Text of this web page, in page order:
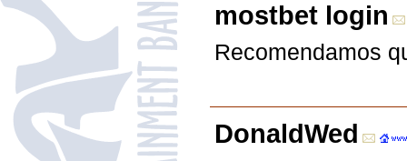
mostbet login
Recomendamos
DonaldWed